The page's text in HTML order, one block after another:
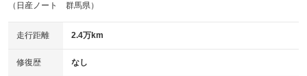
機関 主要機関に不具合はありません。
修復歴 詳細は鑑定書をご確認ください。
※グー鑑定は保証サービスではございません。購入時は必ず現車をご確認
（日産ノート 群馬県）
走行距離 2.4万km
修復歴 なし